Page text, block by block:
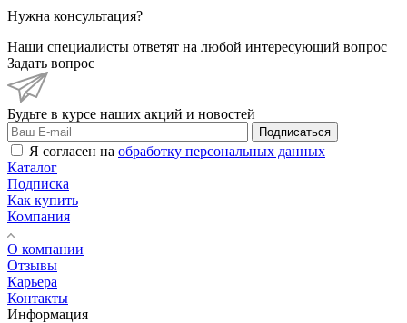
Нужна консультация?
Наши специалисты ответят на любой интересующий вопрос
Задать вопрос
Будьте в курсе наших акций и новостей
Подписаться
Я согласен на обработку персональных данных
Каталог
Подписка
Как купить
Компания
О компании
Отзывы
Карьера
Контакты
Информация